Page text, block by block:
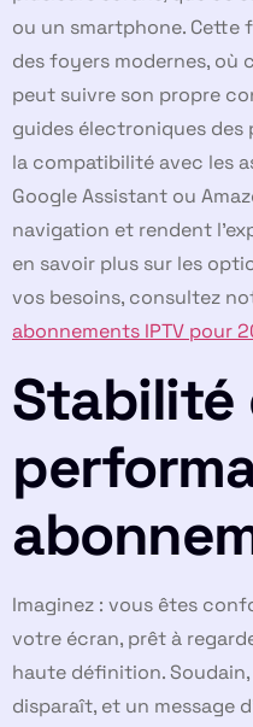
ou un smartphone. Cette
des foyers modernes, où
peut suivre son propre
guides électroniques des
la compatibilité avec les
Google Assistant ou
navigation et rendent
en savoir plus sur les
vos besoins, consultez
abonnements IPTV pour
Stabilité
Imaginez : vous êtes
votre écran, prêt à
haute définition. Soudain,
disparaît, et un message